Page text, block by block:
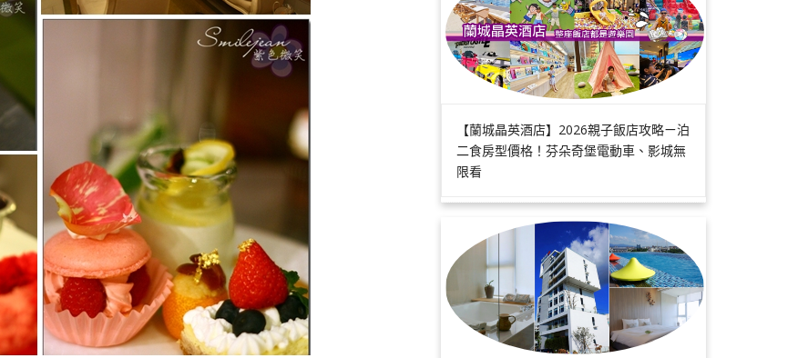
【蘭城晶英酒店】2026親子飯店攻略ㄧ泊
二食房型價格！芬朵奇堡電動車、影城無
限看